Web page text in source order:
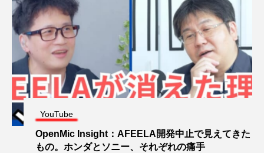
YouTube
OpenMic Insight：AFEELA開発中止で見えてきた
もの。ホンダとソニー、それぞれの痛手